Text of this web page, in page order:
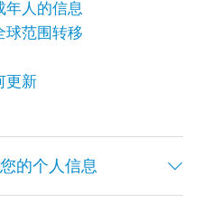
年人的信息
球范围转移
更新
的个人信息